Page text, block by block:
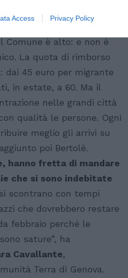
Access Privacy Policy
Comune è alto: e non è
La quota di rimborso
dai 45 euro per migrante
in estate, a 60. Ma il
nelle grandi città
qualità le persone. Ogni
meglio gli arrivi su
poi Bertolè.
hanno fretta di mandare
che si sono indebitate
scontrano con tempi
che dovrebbero restare
febbraio perché le
sature”, ha
Cavallante,
Terra di Genova.